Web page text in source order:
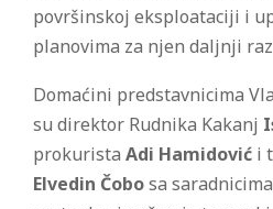
površinskoj eksploataciji i
planovima za njen daljnji
Domaćini predstavnicima
su direktor Rudnika Kakanj
prokurista Adi Hamidović i
Elvedin Čobosa